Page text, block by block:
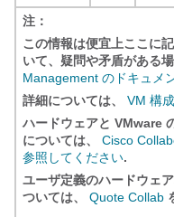
注：
この情報は便宜上ここに
いて、疑問や矛盾がある
Management のドキュメ
詳細については、 VM 構
ハードウェアと VMware
については、 Cisco
参照してください.
ユーザ定義のハードウェ
ついては、 Quote Collab